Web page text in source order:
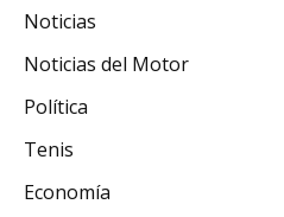
Noticias
Noticias del Motor
Política
Tenis
Economía